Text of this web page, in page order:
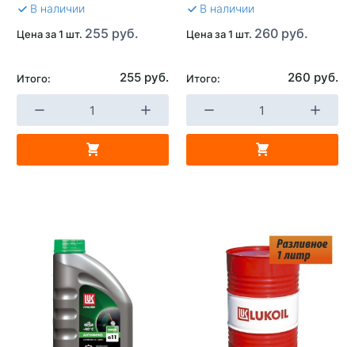
В наличии
Цена за 1 шт. 255 руб.
Итого: 255 руб.
В наличии
Цена за 1 шт. 260 руб.
Итого: 260 руб.